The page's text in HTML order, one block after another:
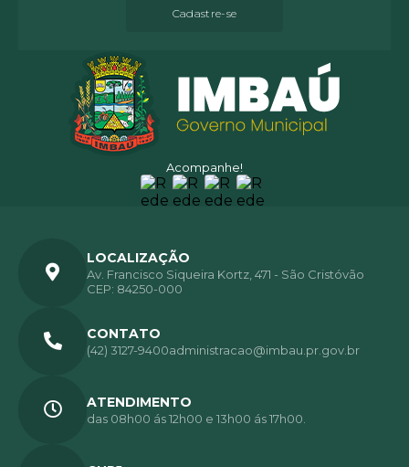
Acompanhe!
Cadastre-se
LOCALIZAÇÃO
Av. Francisco Siqueira Kortz, 471 - São Cristóvão
CEP: 84250-000
CONTATO
(42) 3127-9400administracao@imbau.pr.gov.br
ATENDIMENTO
das 08h00 ás 12h00 e 13h00 ás 17h00.